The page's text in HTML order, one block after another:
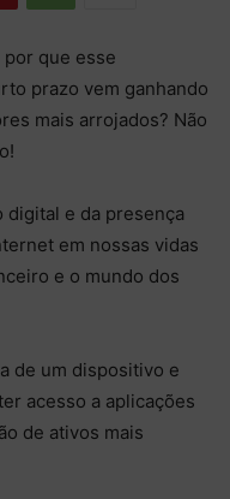
por que esse
prazo vem ganhando
mais arrojados? Não
digital e da presença
em nossas vidas
e o mundo dos
de um dispositivo e
acesso a aplicações
de ativos mais